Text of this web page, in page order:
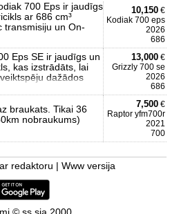
700 Eps ir jaudīgs
ar 686 cm³
transmisiju un On-
10,150 €
Kodiak 700 eps
2026
686
Eps SE ir jaudīgs un
kas izstrādāts, lai
dažādos
13,000 €
Grizzly 700 se
2026
686
braukats. Tikai 36
nobraukums)
7,500 €
Raptor yfm700r
2021
700
redaktoru Www versija